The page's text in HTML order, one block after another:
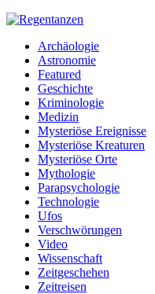
Archäologie
Astronomie
Featured
Geschichte
Kriminologie
Medizin
Mysteriöse Ereignisse
Mysteriöse Kreaturen
Mysteriöse Orte
Mythologie
Parapsychologie
Technologie
Ufos
Verschwörungen
Video
Wissenschaft
Zeitgeschehen
Zeitreisen